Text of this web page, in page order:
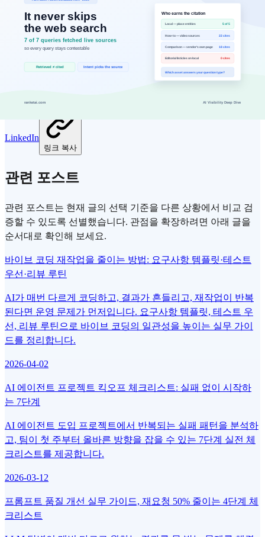
LinkedIn
링크 복사
관련 포스트
관련 포스트는 현재 글의 선택 기준을 다른 상황에서 비교 검
증할 수 있도록 선별했습니다. 관점을 확장하려면 아래 글을
순서대로 확인해 보세요.
바이브 코딩 재작업을 줄이는 방법: 요구사항 템플릿·테스트
우선·리뷰 루틴
AI가 매번 다르게 코딩하고, 결과가 흔들리고, 재작업이 반복
된다면 운영 문제가 먼저입니다. 요구사항 템플릿, 테스트 우
선, 리뷰 루틴으로 바이브 코딩의 일관성을 높이는 실무 가이
드를 정리합니다.
2026-04-02
AI 에이전트 프로젝트 킥오프 체크리스트: 실패 없이 시작하
는 7단계
AI 에이전트 도입 프로젝트에서 반복되는 실패 패턴을 분석하
고, 팀이 첫 주부터 올바른 방향을 잡을 수 있는 7단계 실전 체
크리스트를 제공합니다.
2026-03-12
프롬프트 품질 개선 실무 가이드, 재요청 50% 줄이는 4단계 체
크리스트